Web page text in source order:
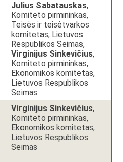
Julius Sabatauskas,
Komiteto pirmininkas,
Teisės ir teisėtvarkos
komitetas, Lietuvos
Respublikos Seimas,
Virginijus Sinkevičius,
Komiteto pirmininkas,
Ekonomikos komitetas,
Lietuvos Respublikos
Seimas
Virginijus Sinkevičius,
Komiteto pirmininkas,
Ekonomikos komitetas,
Lietuvos Respublikos
Seimas